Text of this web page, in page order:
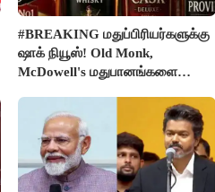
#BREAKING மதுப்பிரியர்களுக்கு
ஷாக் நியூஸ்! Old Monk,
McDowell's மதுபானங்களை